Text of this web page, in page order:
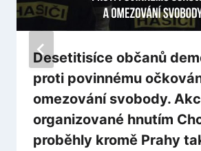
Desetitisíce občanů
proti povinnému
omezování svobody.
organizované hnutím
proběhly kromě Prahy